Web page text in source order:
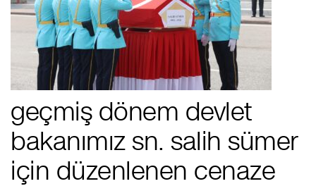
geçmiş dönem devlet
bakanımız sn. salih sümer
i̇çin düzenlenen cenaze